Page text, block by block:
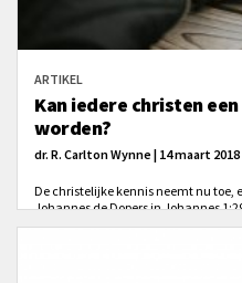
ARTIKEL
Kan iedere christen
worden?
dr. R. Carlton Wynne | 14 maart 2018
De christelijke kennis neemt nu toe,
Johannes de Dopers in Johannes